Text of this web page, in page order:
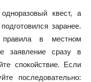
квест, а
заранее.
правила в местном
заявление сразу в
спокойствие. Если
последовательно: